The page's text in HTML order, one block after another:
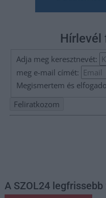
Hírlevél
Adja meg keresztnevét:
meg e-mail címét:
Megismertem és
A SZOL24 legfrissebb